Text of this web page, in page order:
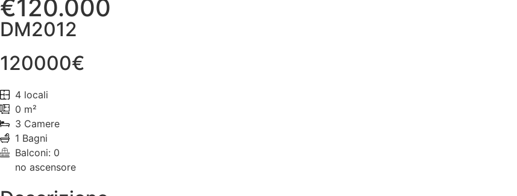
€120.000
DM2012
120000€
4 locali
0 m²
3 Camere
1 Bagni
Balconi: 0
no ascensore